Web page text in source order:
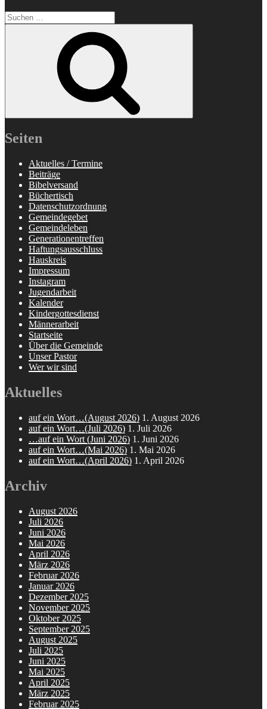
Suchen
nach:
Seiten
Aktuelles / Termine
Beiträge
Bibelversand
Büchertisch
Datenschutzordnung
Gemeindegebet
Gemeindeleben
Generationentreffen
Haftungsausschluss
Hauskreis
Impressum
Instagram
Jugendarbeit
Kalender
Kindergottesdienst
Männerarbeit
Startseite
Über die Gemeinde
Unser Pastor
Wer wir sind
Aktuelles
auf ein Wort…(August 2026) 1. August 2026
auf ein Wort…(Juli 2026) 1. Juli 2026
…auf ein Wort (Juni 2026) 1. Juni 2026
auf ein Wort…(Mai 2026) 1. Mai 2026
auf ein Wort…(April 2026) 1. April 2026
Archiv
August 2026
Juli 2026
Juni 2026
Mai 2026
April 2026
März 2026
Februar 2026
Januar 2026
Dezember 2025
November 2025
Oktober 2025
September 2025
August 2025
Juli 2025
Juni 2025
Mai 2025
April 2025
März 2025
Februar 2025